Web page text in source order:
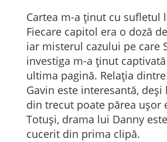
Cartea m-a ținut cu sufletul
Fiecare capitol era o doză
iar misterul cazului pe care
investiga m-a ținut
ultima pagină. Relația
Gavin este interesantă,
din trecut poate părea ușor
Totuși, drama lui Danny
cucerit din prima clipă.